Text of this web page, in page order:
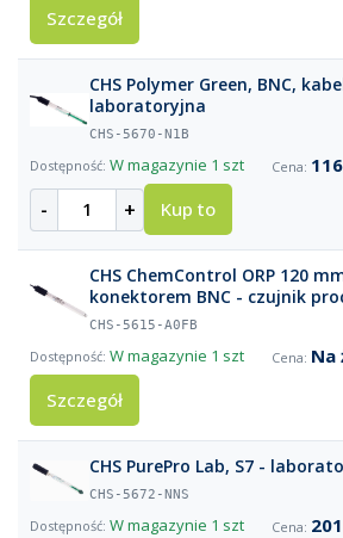
Szczegół
CHS Polymer Green, BNC,
laboratoryjna
CHS-5670-N1B
W magazynie 1 szt
- + Kup to
CHS ChemControl ORP 120
konektorem BNC - czujnik
CHS-5615-A0FB
W magazynie 1 szt
Na
Szczegół
CHS PurePro Lab, S7 -
CHS-5672-NNS
W magazynie 1 szt